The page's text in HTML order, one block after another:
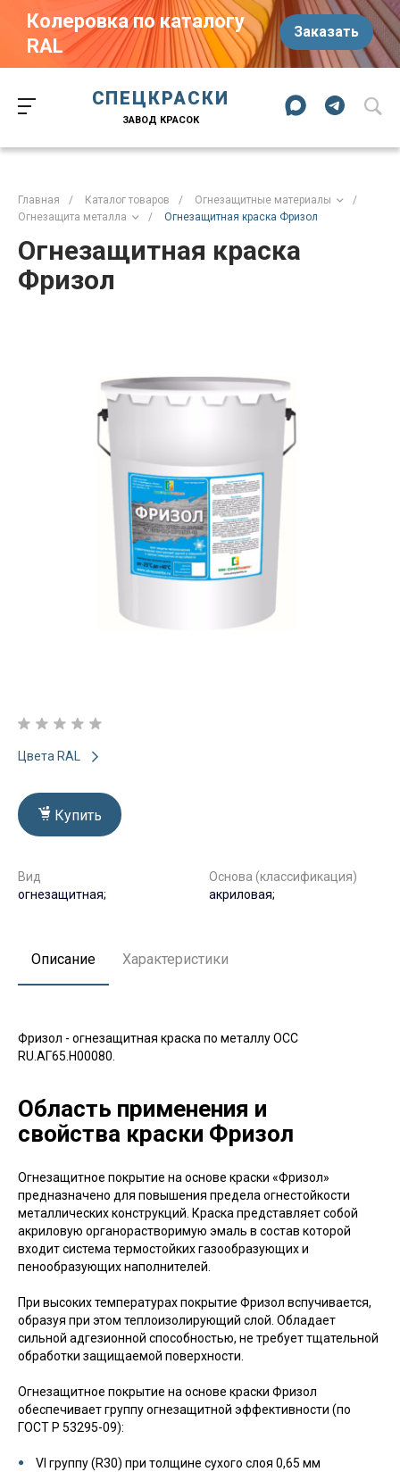
Колеровка по каталогу
RAL
Заказать
ул. Труда, д. 187 к.2
Челябинск
Челябинская область
СПЕЦКРАСКИ
ЗАВОД КРАСОК
Главная / Каталог товаров / Огнезащитные материалы
/
Огнезащита металла
/ Огнезащитная краска Фризол
Огнезащитная краска
Фризол
Цвета RAL
Купить
Вид
огнезащитная;
Основа (классификация)
акриловая;
Описание Характеристики
Фризол - огнезащитная краска по металлу ОСС
RU.АГ65.Н00080.
Область применения и
свойства краски Фризол
Огнезащитное покрытие на основе краски «Фризол»
предназначено для повышения предела огнестойкости
металлических конструкций. Краска представляет собой
акриловую органорастворимую эмаль в состав которой
входит система термостойких газообразующих и
пенообразующих наполнителей.
При высоких температурах покрытие Фризол вспучивается,
образуя при этом теплоизолирующий слой. Обладает
сильной адгезионной способностью, не требует тщательной
обработки защищаемой поверхности.
Огнезащитное покрытие на основе краски Фризол
обеспечивает группу огнезащитной эффективности (по
ГОСТ Р 53295-09):
VI группу (R30) при толщине сухого слоя 0,65 мм